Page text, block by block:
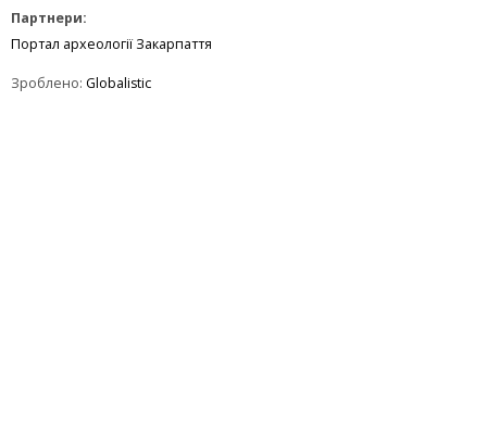
Партнери:
Портал археології Закарпаття
Зроблено: Globalistic